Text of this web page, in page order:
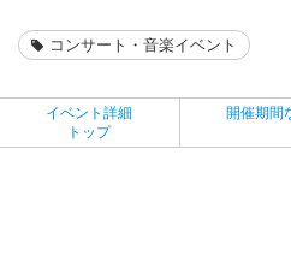
コンサート・音楽イベント
イベント詳細
トップ
開催期間